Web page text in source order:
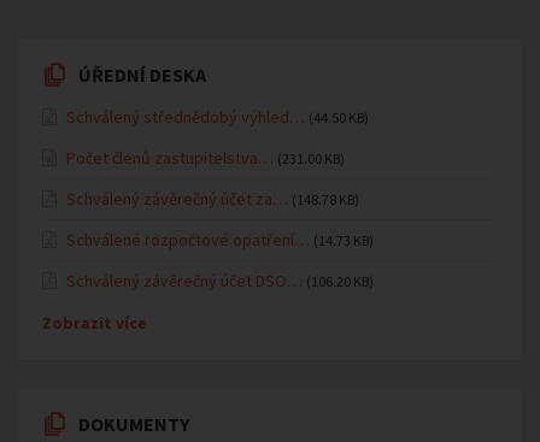
ÚŘEDNÍ DESKA
Schválený střednědobý výhled… (44.50 KB)
Počet členů zastupitelstva… (231.00 KB)
Schválený závěrečný účet za… (148.78 KB)
Schválené rozpočtové opatření… (14.73 KB)
Schválený závěrečný účet DSO… (106.20 KB)
Zobrazit více
DOKUMENTY